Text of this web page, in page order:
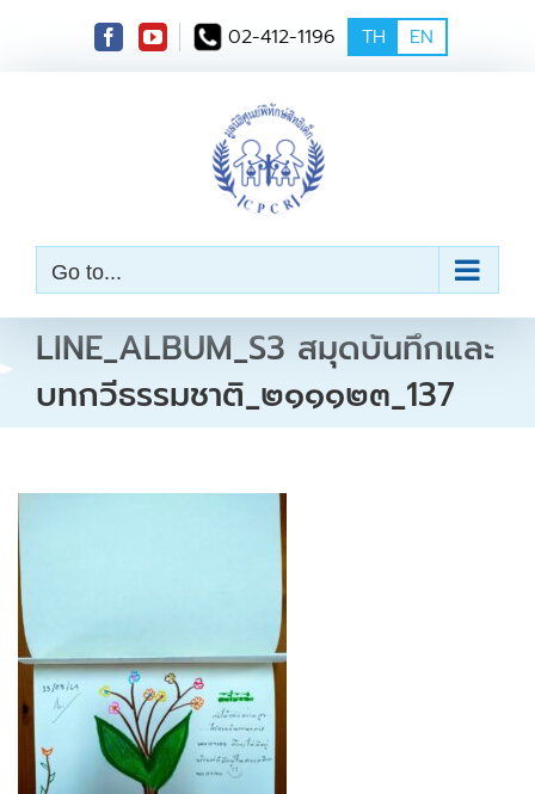
t
02-412-1196 TH EN
Go to...
LINE_ALBUM_S3 สมุดบันทึกและ
บทกวีธรรมชาติ_๒๑๑๑๒๓_137